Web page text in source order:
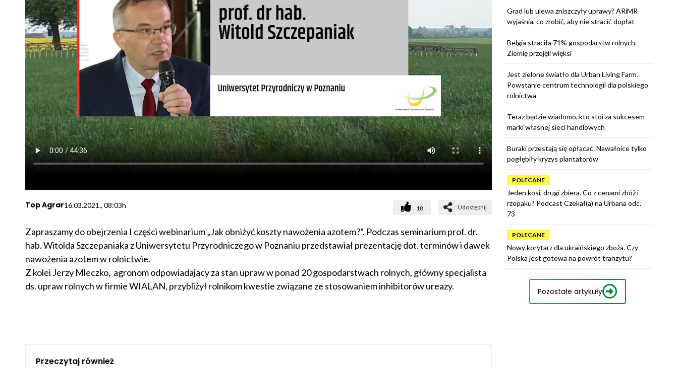
Top Agrar16.03.2021., 08:03h 18 Udostępnij
Zapraszamy do obejrzenia I części webinarium „Jak obniżyć koszty nawożenia azotem?”. Podczas seminarium prof. dr.
hab. Witolda Szczepaniaka z Uniwersytetu Przyrodniczego w Poznaniu przedstawiał prezentację dot. terminów i dawek
nawożenia azotem w rolnictwie.
Z kolei Jerzy Mleczko, agronom odpowiadający za stan upraw w ponad 20 gospodarstwach rolnych, główny specjalista
ds. upraw rolnych w firmie WIALAN, przybliżył rolnikom kwestie związane ze stosowaniem inhibitorów ureazy.
Przeczytaj również
Grad lub ulewa zniszczyły uprawy? ARiMR
wyjaśnia, co zrobić, aby nie stracić dopłat
Belgia straciła 71% gospodarstw rolnych.
Ziemię przejęli więksi
Jest zielone światło dla Urban Living Farm.
Powstanie centrum technologii dla polskiego
rolnictwa
Teraz będzie wiadomo, kto stoi za sukcesem
marki własnej sieci handlowych
Buraki przestają się opłacać. Nawałnice tylko
pogłębiły kryzys plantatorów
POLECANE
Jeden kosi, drugi zbiera. Co z cenami zbóż i
rzepaku? Podcast Czekał(a) na Urbana odc.
73
POLECANE
Nowy korytarz dla ukraińskiego zboża. Czy
Polska jest gotowa na powrót tranzytu?
Pozostałe artykuły